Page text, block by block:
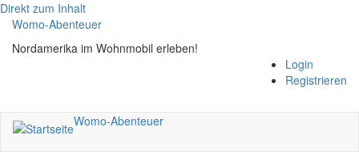
Direkt zum Inhalt
Womo-Abenteuer
Nordamerika im Wohnmobil erleben!
Login
Registrieren
Womo-Abenteuer